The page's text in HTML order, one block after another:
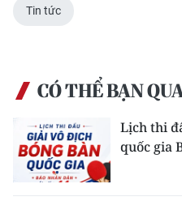
Media Môi trường
Infographic
Tin tức
CÓ THỂ BẠN
Lịch thi
quốc gia